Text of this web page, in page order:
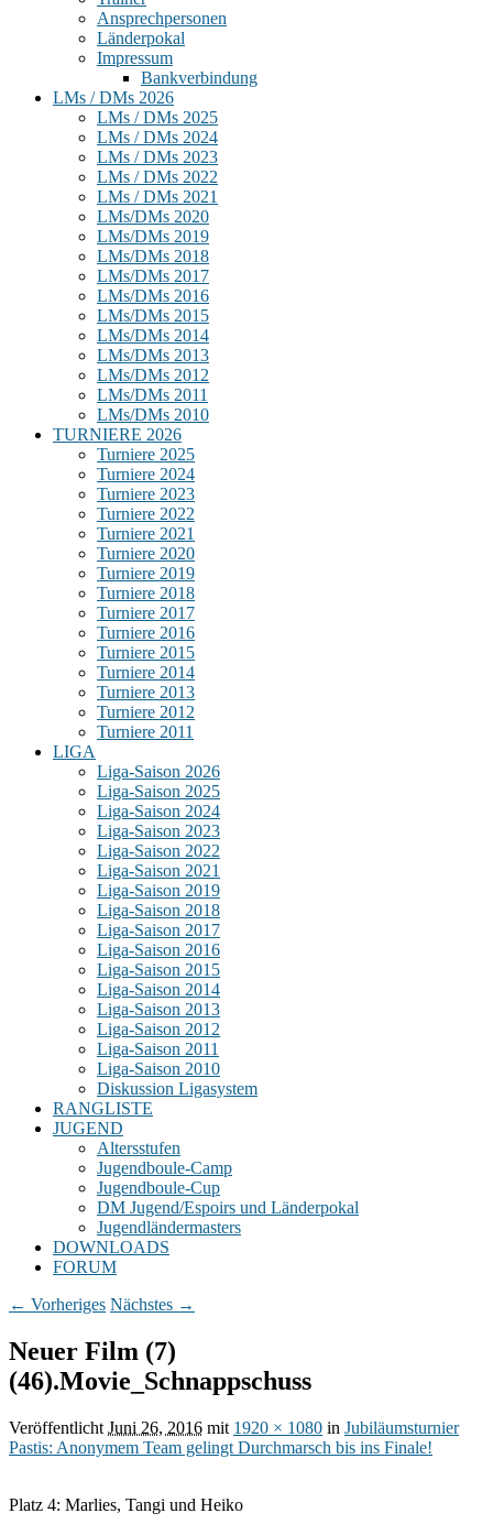
Ansprechpersonen
Länderpokal
Impressum
Bankverbindung
LMs / DMs 2026
LMs / DMs 2025
LMs / DMs 2024
LMs / DMs 2023
LMs / DMs 2022
LMs / DMs 2021
LMs/DMs 2020
LMs/DMs 2019
LMs/DMs 2018
LMs/DMs 2017
LMs/DMs 2016
LMs/DMs 2015
LMs/DMs 2014
LMs/DMs 2013
LMs/DMs 2012
LMs/DMs 2011
LMs/DMs 2010
TURNIERE 2026
Turniere 2025
Turniere 2024
Turniere 2023
Turniere 2022
Turniere 2021
Turniere 2020
Turniere 2019
Turniere 2018
Turniere 2017
Turniere 2016
Turniere 2015
Turniere 2014
Turniere 2013
Turniere 2012
Turniere 2011
LIGA
Liga-Saison 2026
Liga-Saison 2025
Liga-Saison 2024
Liga-Saison 2023
Liga-Saison 2022
Liga-Saison 2021
Liga-Saison 2019
Liga-Saison 2018
Liga-Saison 2017
Liga-Saison 2016
Liga-Saison 2015
Liga-Saison 2014
Liga-Saison 2013
Liga-Saison 2012
Liga-Saison 2011
Liga-Saison 2010
Diskussion Ligasystem
RANGLISTE
JUGEND
Altersstufen
Jugendboule-Camp
Jugendboule-Cup
DM Jugend/Espoirs und Länderpokal
Jugendländermasters
DOWNLOADS
FORUM
Bilder-
← Vorheriges Nächstes →
Neuer Film (7)
(46).Movie_Schnappschuss
Veröffentlicht Juni 26, 2016 mit 1920 × 1080 in Jubiläumsturnier
Pastis: Anonymem Team gelingt Durchmarsch bis ins Finale!
Platz 4: Marlies, Tangi und Heiko